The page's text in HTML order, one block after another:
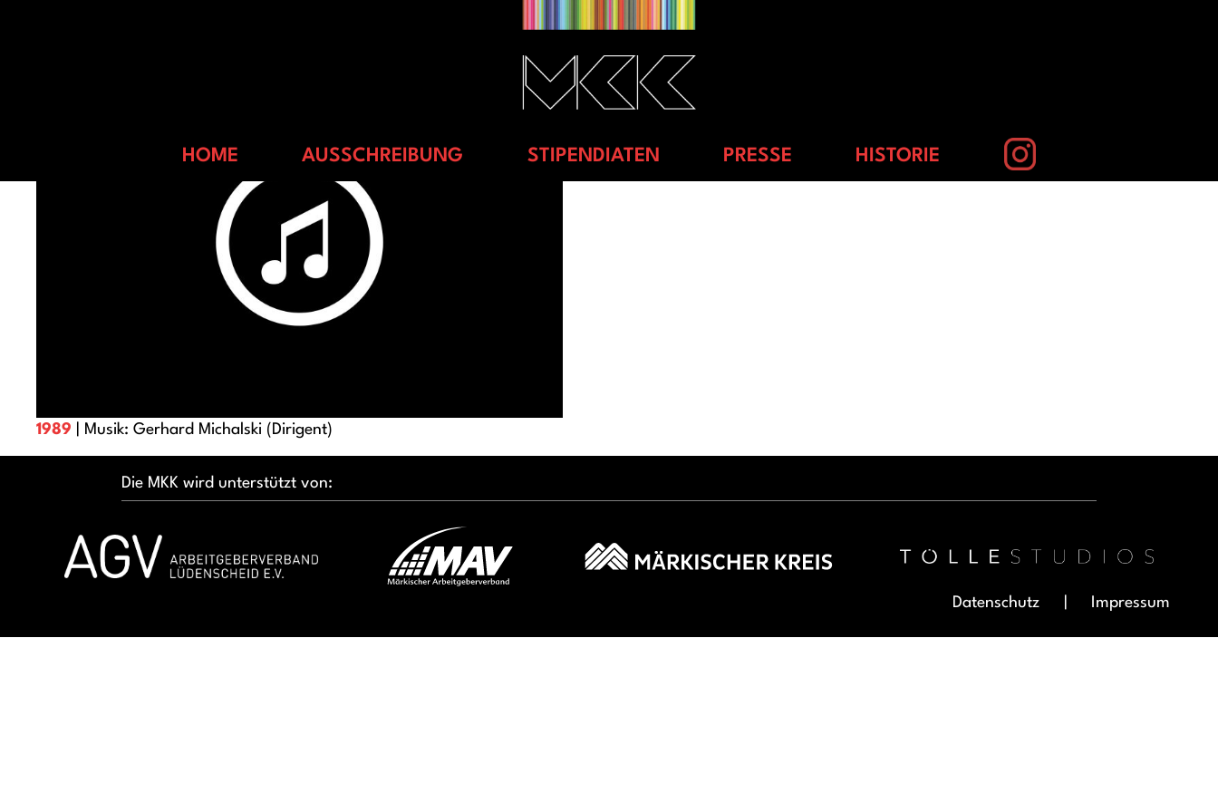
HOME AUSSCHREIBUNG STIPENDIATEN PRESSE HISTORIE
1989 | Musik: Gerhard Michalski (Dirigent)
Die MKK wird unterstützt von:
Datenschutz Impressum